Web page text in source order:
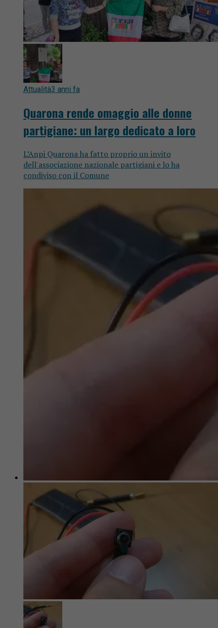
Attualità3 anni fa
Quarona rende omaggio alle donne
partigiane: un largo dedicato a loro
L’Anpi Quarona ha fatto proprio un invito
dell'associazione nazionale partigiani e lo ha
condiviso con il Comune